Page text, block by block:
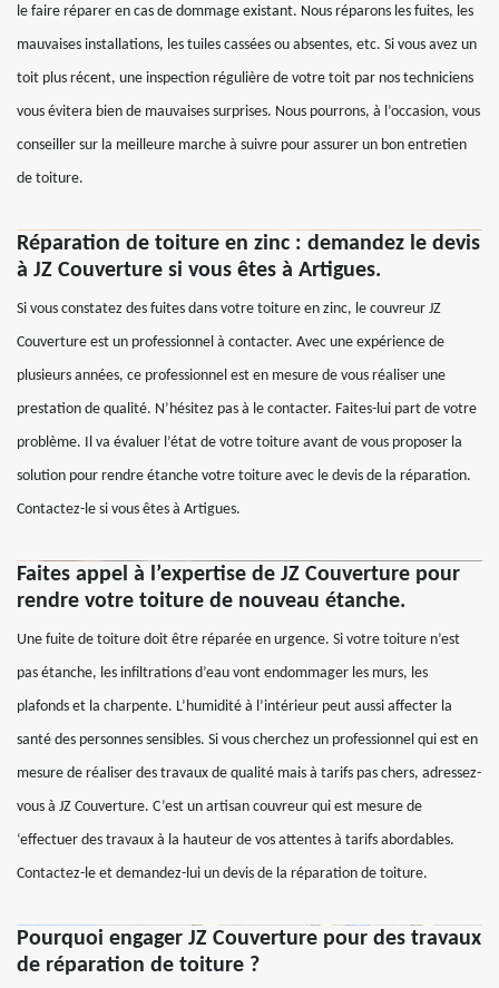
le faire réparer en cas de dommage existant. Nous réparons les fuites, les
mauvaises installations, les tuiles cassées ou absentes, etc. Si vous avez un
toit plus récent, une inspection régulière de votre toit par nos techniciens
vous évitera bien de mauvaises surprises. Nous pourrons, à l’occasion, vous
conseiller sur la meilleure marche à suivre pour assurer un bon entretien
de toiture.
Réparation de toiture en zinc : demandez le devis
à JZ Couverture si vous êtes à Artigues.
Si vous constatez des fuites dans votre toiture en zinc, le couvreur JZ
Couverture est un professionnel à contacter. Avec une expérience de
plusieurs années, ce professionnel est en mesure de vous réaliser une
prestation de qualité. N’hésitez pas à le contacter. Faites-lui part de votre
problème. Il va évaluer l’état de votre toiture avant de vous proposer la
solution pour rendre étanche votre toiture avec le devis de la réparation.
Contactez-le si vous êtes à Artigues.
Faites appel à l’expertise de JZ Couverture pour
rendre votre toiture de nouveau étanche.
Une fuite de toiture doit être réparée en urgence. Si votre toiture n’est
pas étanche, les infiltrations d’eau vont endommager les murs, les
plafonds et la charpente. L’humidité à l’intérieur peut aussi affecter la
santé des personnes sensibles. Si vous cherchez un professionnel qui est en
mesure de réaliser des travaux de qualité mais à tarifs pas chers, adressez-
vous à JZ Couverture. C’est un artisan couvreur qui est mesure de
‘effectuer des travaux à la hauteur de vos attentes à tarifs abordables.
Contactez-le et demandez-lui un devis de la réparation de toiture.
Pourquoi engager JZ Couverture pour des travaux
de réparation de toiture ?